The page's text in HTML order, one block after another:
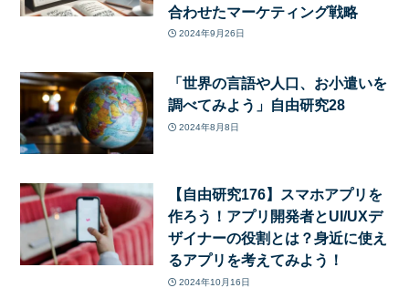
合わせたマーケティング戦略
2024年9月26日
「世界の言語や人口、お小遣いを
調べてみよう」自由研究28
2024年8月8日
【自由研究176】スマホアプリを
作ろう！アプリ開発者とUI/UXデ
ザイナーの役割とは？身近に使え
るアプリを考えてみよう！
2024年10月16日